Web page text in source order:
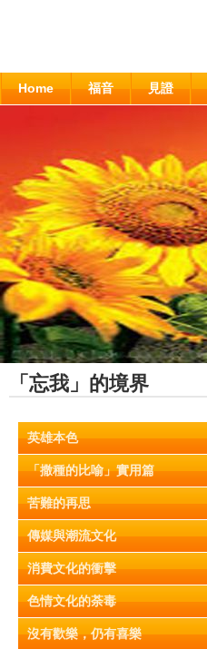
Home 福音 見證
「忘我」的境界
英雄本色
「撒種的比喻」實用篇
苦難的再思
傳媒與潮流文化
消費文化的衝擊
色情文化的荼毒
沒有歡樂，仍有喜樂